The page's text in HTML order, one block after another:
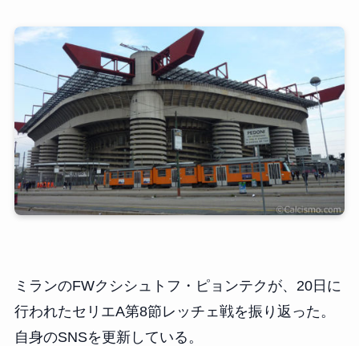
ミランのFWクシシュトフ・ピョンテクが、20日に
行われたセリエA第8節レッチェ戦を振り返った。
自身のSNSを更新している。